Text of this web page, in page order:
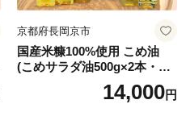
京都府長岡京市
国産米糠100%使用 こめ油
(こめサラダ油500g×2本・こ
め胚芽油500g×3本)セット [1
14,000円